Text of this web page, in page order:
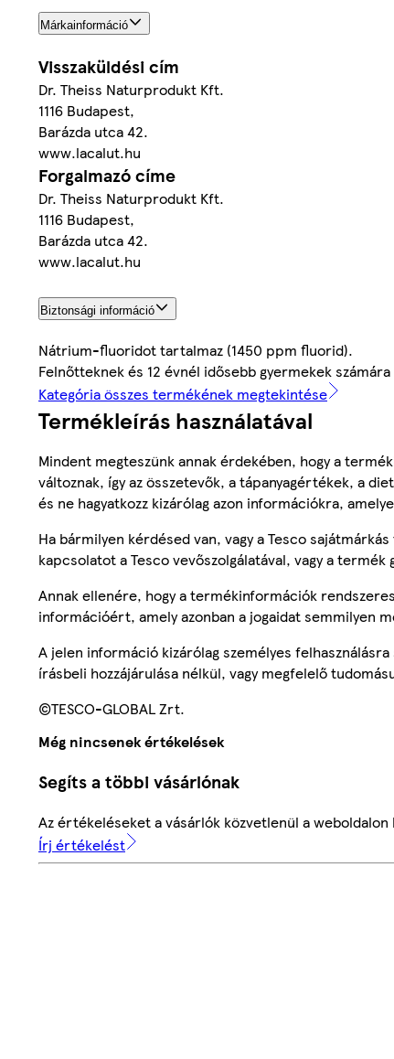
Márkainformáció
Visszaküldési cím
Dr. Theiss Naturprodukt Kft.
1116 Budapest,
Barázda utca 42.
www.lacalut.hu
Forgalmazó címe
Dr. Theiss Naturprodukt Kft.
1116 Budapest,
Barázda utca 42.
www.lacalut.hu
Biztonsági információ
Nátrium-fluoridot tartalmaz (1450 ppm fluorid).
Felnőtteknek és 12 évnél idősebb gyermekek
Kategória összes termékének megtekintése
Termékleírás használatával
Mindent megteszünk annak érdekében, hogy a
változnak, így az összetevők, a tápanyagértékek, a
és ne hagyatkozz kizárólag azon információkra,
Ha bármilyen kérdésed van, vagy a Tesco
kapcsolatot a Tesco vevőszolgálatával, vagy a
Annak ellenére, hogy a termékinformációk
információért, amely azonban a jogaidat semmilyen
A jelen információ kizárólag személyes
írásbeli hozzájárulása nélkül, vagy megfelelő
©TESCO-GLOBAL Zrt.
Még nincsenek értékelések
Segíts a többi vásárlónak
Az értékeléseket a vásárlók közvetlenül a
Írj értékelést